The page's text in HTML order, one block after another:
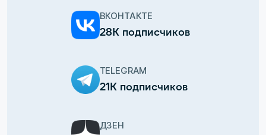
ВКОНТАКТЕ
28К подписчиков
TELEGRAM
21К подписчиков
ДЗЕН